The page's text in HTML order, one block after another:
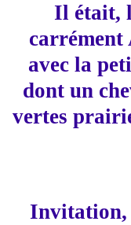
Il était,
carrément
avec la
dont un
vertes
Invitation,